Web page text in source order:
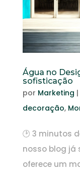
Água no
sofisticação
por Marketing |
decoração,
🕑 3 minutos
nosso blog já
oferece um